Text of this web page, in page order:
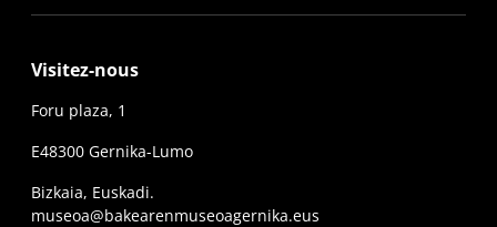
Visitez-nous
Foru plaza, 1
E48300 Gernika-Lumo
Bizkaia, Euskadi.
museoa@bakearenmuseoagernika.eus